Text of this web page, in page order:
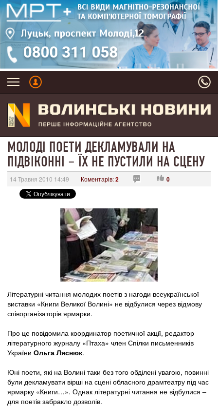
МОЛОДІ ПОЕТИ ДЕКЛАМУВАЛИ НА
ПІДВІКОННІ – ЇХ НЕ ПУСТИЛИ НА СЦЕНУ
14 Травня 2010 14:49 Коментарів:2 0
Літературні читання молодих поетів з нагоди всеукраїнської
виставки «Книги Великої Волині» не відбулися через відмову
співорганізаторів ярмарки.
Про це повідомила координатор поетичної акції, редактор
літературного журналу «Птаха» член Спілки письменників
України Ольга Ляснюк.
Юні поети, які на Волині таки без того обділені увагою, повинні
були декламувати вірші на сцені обласного драмтеатру під час
ярмарку «Книги…». Однак літературні читання не відбулися –
для поетів забракло дозволів.